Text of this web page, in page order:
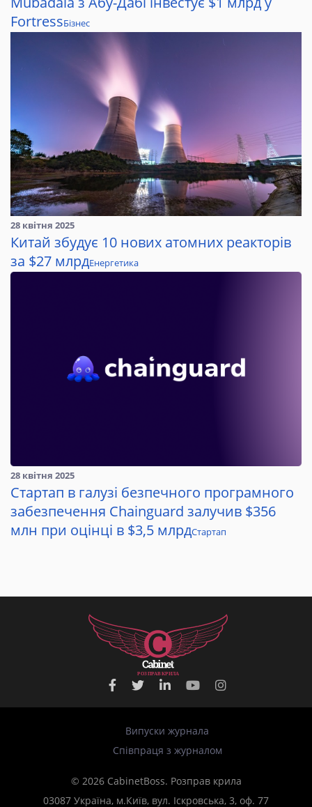
FortressБізнес
28 квітня 2025
Китай збудує 10 нових атомних реакторів
за $27 млрдЕнергетика
28 квітня 2025
Стартап в галузі безпечного програмного
забезпечення Chainguard залучив $356
млн при оцінці в $3,5 млрдСтартап
РОЗПРАВКРИЛА
Випуски журнала
Співпраця з журналом
© 2026 CabinetBoss. Розправ крила
03087 Україна, м.Київ, вул. Іскровська, 3, оф. 77